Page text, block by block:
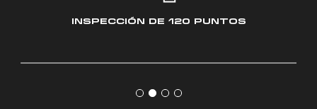
INSPECCIÓN DE 120 PUNTOS